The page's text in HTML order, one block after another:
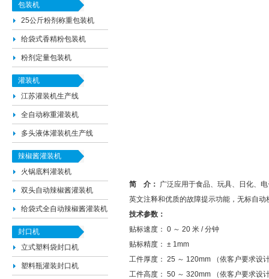
包装机
25公斤粉剂称重包装机
给袋式香精粉包装机
粉剂定量包装机
灌装机
江苏灌装机生产线
全自动称重灌装机
多头液体灌装机生产线
辣椒酱灌装机
火锅底料灌装机
双头自动辣椒酱灌装机
给袋式全自动辣椒酱灌装机
封口机
立式塑料袋封口机
塑料瓶灌装封口机
简 介： 广泛应用于食品、玩具、日化、
英文注释和优质的故障提示功能，无标自
技术参数：
贴标速度： 0 ～ 20 米 / 分钟
贴标精度： ± 1mm
工件厚度： 25 ～ 120mm （依客户要求设
工件高度： 50 ～ 320mm （依客户要求设